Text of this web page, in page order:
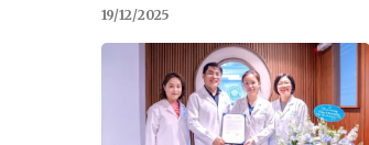
19/12/2025